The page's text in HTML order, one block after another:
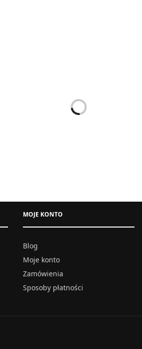
XXL
S
MOJE KONTO
Blog
Moje konto
Zamówienia
Sposoby płatności